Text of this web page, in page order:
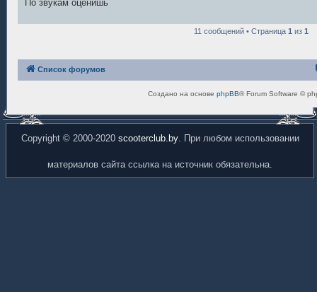
и
По звукам оценишь
11 сообщений • Страница 1 из 1
Список форумов
Создано на основе phpBB® Forum Software ©
Copyright © 2000-2020 scooterclub.by. При любом использовании
материалов сайта ссылка на источник обязательна.